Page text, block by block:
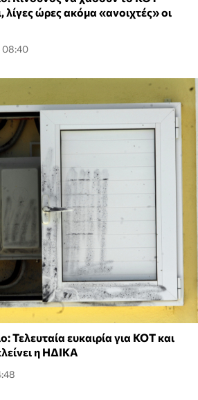
λίγες ώρες ακόμα «ανοιχτές» οι
08:40
Τελευταία ευκαιρία για ΚΟΤ και
η ΗΔΙΚΑ